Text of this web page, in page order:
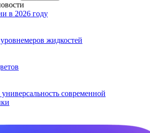
в 2026 году
жидкостей
современной